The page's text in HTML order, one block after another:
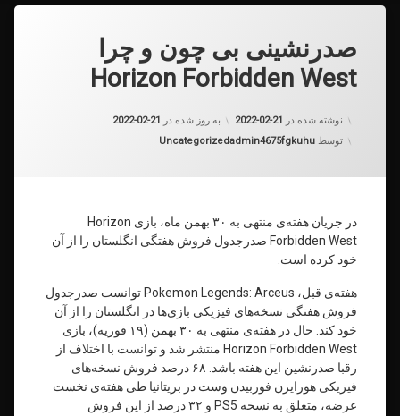
صدرنشینی بی چون و چرا
Horizon Forbidden West
نوشته شده در 2022-02-21 به روز شده در 2022-02-21
توسط admin4675fgkuhuدسته بندی ها:
Uncategorized
در جریان هفته‌ی منتهی به ۳۰ بهمن ماه، بازی Horizon
Forbidden West صدرجدول فروش هفتگی انگلستان را از آن
خود کرده است.
هفته‌ی قبل، Pokemon Legends: Arceus توانست صدرجدول
فروش هفتگی نسخه‌های فیزیکی بازی‌ها در انگلستان را از آن
خود کند. حال در هفته‌ی منتهی به ۳۰ بهمن (۱۹ فوریه)، بازی
Horizon Forbidden West منتشر شد و توانست با اختلاف از
رقبا صدرنشین این هفته باشد. ۶۸ درصد فروش نسخه‌های
فیزیکی هورایزن فوربیدن وست در بریتانیا طی هفته‌ی نخست
عرضه، متعلق به نسخه PS5 و ۳۲ درصد از این فروش